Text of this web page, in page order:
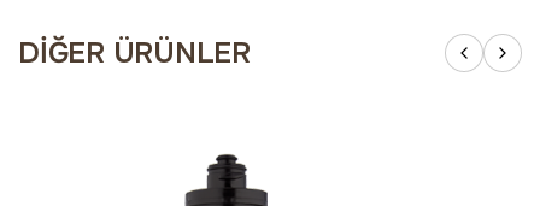
DIĞER ÜRÜNLER